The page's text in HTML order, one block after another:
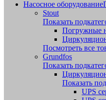
Насосное оборудование
Stout
Показать
Погружные
Посмотреть все
Grundfos
Показать
Показать
UPS